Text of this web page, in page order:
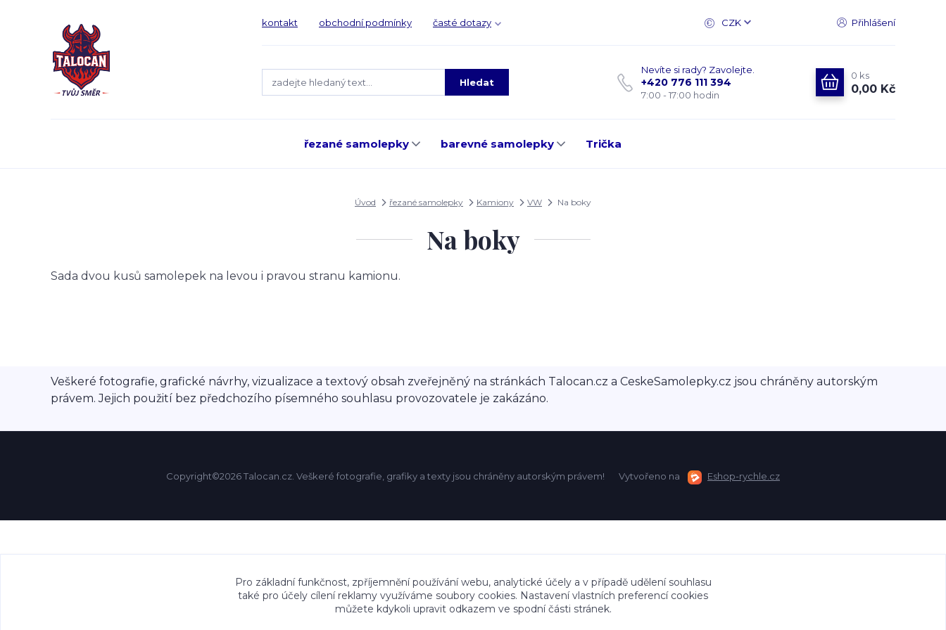
kontakt obchodní podmínky časté dotazy CZK Přihlášení
Hledat
Nevíte si rady? Zavolejte.
+420 776 111 394
7:00 - 17:00 hodin
0 ks
0,00 Kč
řezané samolepky barevné samolepky Trička
Úvod řezané samolepky Kamiony VW Na boky
Na boky
Sada dvou kusů samolepek na levou i pravou stranu kamionu.
Veškeré fotografie, grafické návrhy, vizualizace a textový obsah zveřejněný na stránkách Talocan.cz a CeskeSamolepky.cz jsou chráněny autorským
právem. Jejich použití bez předchozího písemného souhlasu provozovatele je zakázáno.
Copyright©2026 Talocan.cz. Veškeré fotografie, grafiky a texty jsou chráněny autorským právem! Vytvořeno na Eshop-rychle.cz
Pro základní funkčnost, zpříjemnění používání webu, analytické účely a v případě udělení souhlasu
také pro účely cílení reklamy využíváme soubory cookies. Nastavení vlastních preferencí cookies
můžete kdykoli upravit odkazem ve spodní části stránek.